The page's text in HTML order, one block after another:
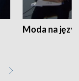
Moda na